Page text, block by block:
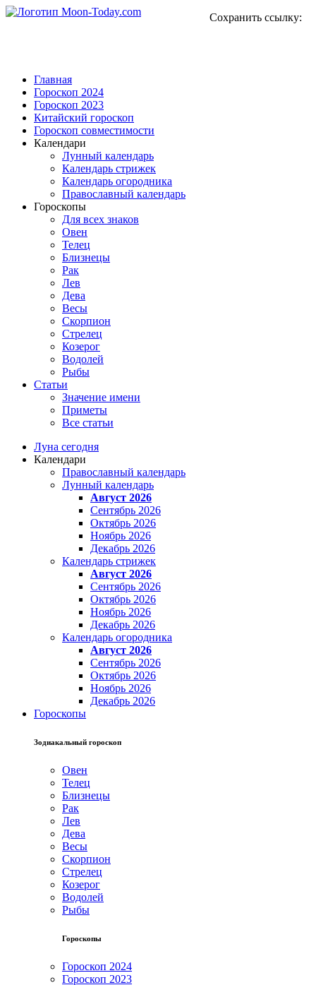
Сохранить ссылку:
Главная
Гороскоп 2024
Гороскоп 2023
Китайский гороскоп
Гороскоп совместимости
Календари
Лунный календарь
Календарь стрижек
Календарь огородника
Православный календарь
Гороскопы
Для всех знаков
Овен
Телец
Близнецы
Рак
Лев
Дева
Весы
Скорпион
Стрелец
Козерог
Водолей
Рыбы
Статьи
Значение имени
Приметы
Все статьи
Луна сегодня
Календари
Православный календарь
Лунный календарь
Август 2026
Сентябрь 2026
Октябрь 2026
Ноябрь 2026
Декабрь 2026
Календарь стрижек
Август 2026
Сентябрь 2026
Октябрь 2026
Ноябрь 2026
Декабрь 2026
Календарь огородника
Август 2026
Сентябрь 2026
Октябрь 2026
Ноябрь 2026
Декабрь 2026
Гороскопы
Зодиакальный гороскоп
Овен
Телец
Близнецы
Рак
Лев
Дева
Весы
Скорпион
Стрелец
Козерог
Водолей
Рыбы
Гороскопы
Гороскоп 2024
Гороскоп 2023